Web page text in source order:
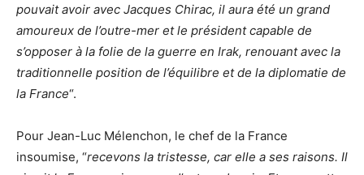
pouvait avoir avec Jacques Chirac, il aura été un grand
amoureux de l’outre-mer et le président capable de
s’opposer à la folie de la guerre en Irak, renouant avec la
traditionnelle position de l’équilibre et de la diplomatie de
la France“.
Pour Jean-Luc Mélenchon, le chef de la France
insoumise, “recevons la tristesse, car elle a ses raisons. Il